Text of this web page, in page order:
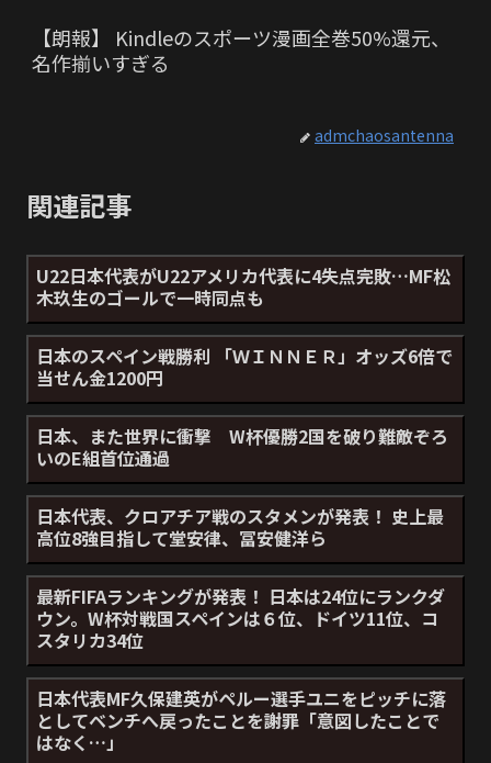
【朗報】 Kindleのスポーツ漫画全巻50%還元、
名作揃いすぎる
admchaosantenna
関連記事
U22日本代表がU22アメリカ代表に4失点完敗…MF松
木玖生のゴールで一時同点も
日本のスペイン戦勝利 「ＷＩＮＮＥＲ」オッズ6倍で
当せん金1200円
日本、また世界に衝撃 W杯優勝2国を破り難敵ぞろ
いのE組首位通過
日本代表、クロアチア戦のスタメンが発表！ 史上最
高位8強目指して堂安律、冨安健洋ら
最新FIFAランキングが発表！ 日本は24位にランクダ
ウン。W杯対戦国スペインは６位、ドイツ11位、コ
スタリカ34位
日本代表MF久保建英がペルー選手ユニをピッチに落
としてベンチへ戻ったことを謝罪「意図したことで
はなく…」